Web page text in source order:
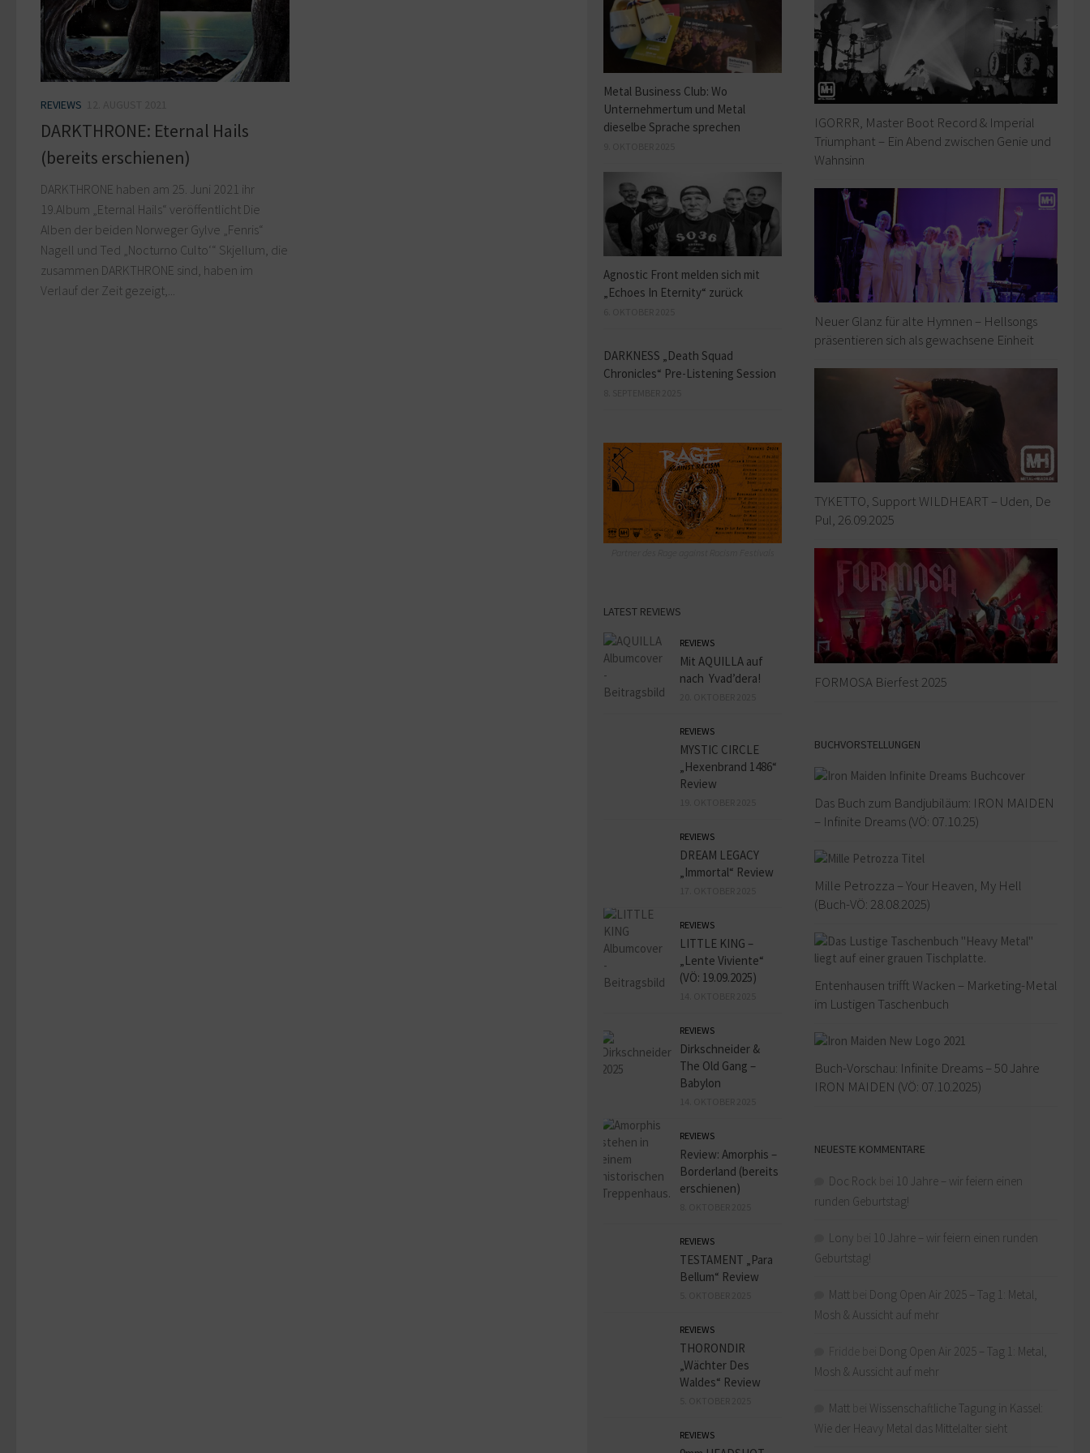
REVIEWS
DARKTHRONE: Eternal Hails
(bereits erschienen)
DARKTHRONE haben am 25. Juni 2021 ihr
19.Album „Eternal Hails“ veröffentlicht Die
Alben der beiden Norweger Gylve „Fenris“
Nagell und Ted „Nocturno Culto‘“ Skjellum, die
zusammen DARKTHRONE sind, haben im
Verlauf der Zeit gezeigt,...
IGORRR, Master Boot Record & Imperial
Triumphant – Ein Abend zwischen Genie und
Wahnsinn
Neuer Glanz für alte Hymnen – Hellsongs
präsentieren sich als gewachsene Einheit
TYKETTO, Support WILDHEART – Uden, De
Pul, 26.09.2025
FORMOSA Bierfest 2025
BUCHVORSTELLUNGEN
Das Buch zum Bandjubiläum: IRON MAIDEN
– Infinite Dreams (VÖ: 07.10.25)
Mille Petrozza – Your Heaven, My Hell
(Buch-VÖ: 28.08.2025)
Entenhausen trifft Wacken – Marketing-Metal
im Lustigen Taschenbuch
Buch-Vorschau: Infinite Dreams – 50 Jahre
IRON MAIDEN (VÖ: 07.10.2025)
NEUESTE KOMMENTARE
Doc Rock
10 Jahre – wir feiern einen
runden Geburtstag!
Lony
10 Jahre – wir feiern einen runden
Geburtstag!
Matt
Dong Open Air 2025 – Tag 1: Metal,
Mosh & Aussicht auf mehr
Dong Open Air 2025 – Tag 1: Metal,
Mosh & Aussicht auf mehr
Matt
Wissenschaftliche Tagung in Kassel:
Wie der Heavy Metal das Mittelalter sieht
Metal Business Club: Wo
Unternehmertum und Metal
dieselbe Sprache sprechen
Agnostic Front melden sich mit
„Echoes In Eternity“ zurück
DARKNESS „Death Squad
Chronicles“ Pre-Listening Session
LATEST REVIEWS
REVIEWS
Mit AQUILLA auf
nach Yvad’dera!
REVIEWS
MYSTIC CIRCLE
„Hexenbrand 1486“
Review
REVIEWS
DREAM LEGACY
„Immortal“ Review
REVIEWS
LITTLE KING –
„Lente Viviente“
(VÖ: 19.09.2025)
REVIEWS
Dirkschneider &
The Old Gang –
Babylon
REVIEWS
Review: Amorphis –
Borderland (bereits
erschienen)
REVIEWS
TESTAMENT „Para
Bellum“ Review
REVIEWS
THORONDIR
„Wächter Des
Waldes“ Review
REVIEWS